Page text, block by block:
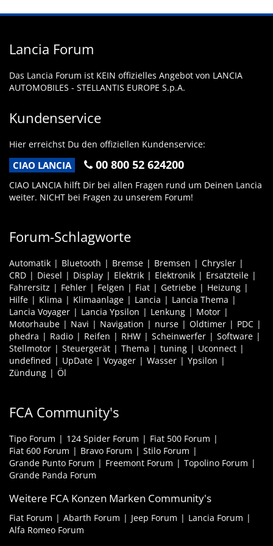
Lancia Forum
Das Lancia Forum ist KEIN offizielles Angebot von LANCIA
AUTOMOBILES - STELLANTIS EUROPE S.p.A.
Kundenservice
Hier erreichst Du den offiziellen Kundenservice:
CIAO LANCIA 00 800 52 624200
CIAO LANCIA hilft Dir bei allen Fragen rund um Deinen Lancia
weiter. NICHT bei Fragen zu unserem Forum!
Forum-Schlagworte
Automatik Bluetooth Bremse Bremsen
Chrysler
CRD
Diesel Display Elektrik Elektronik
Ersatzteile
Fahrersitz
Fehler Felgen Fiat Getriebe
Heizung
Hilfe
Klima Klimaanlage Lancia
Lancia Thema
Lancia Voyager
Lancia Ypsilon Lenkung
Motor
Motorhaube
Navi Navigation nurse Oldtimer
PDC
phedra
Radio Reifen RHW Scheinwerfer
Software
Stellmotor
Steuergerät Thema tuning
Uconnect
undefined
UpDate Voyager Wasser
Ypsilon
Zündung
Öl
FCA Community's
Tipo Forum 124 Spider Forum
Fiat 500 Forum
Fiat 600 Forum
Bravo Forum
Stilo Forum
Grande Punto Forum
Freemont Forum
Topolino Forum
Grande Panda Forum
Weitere FCA Konzen Marken Community's
Fiat Forum Abarth Forum Jeep Forum
Lancia Forum
Alfa Romeo Forum